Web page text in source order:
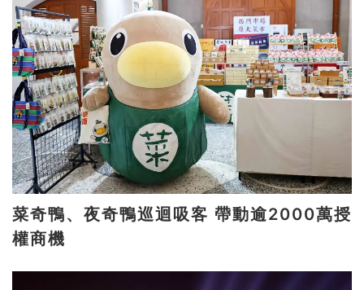
菜奇鴨、夜奇鴨巡迴吸客 帶動逾2000萬授
權商機